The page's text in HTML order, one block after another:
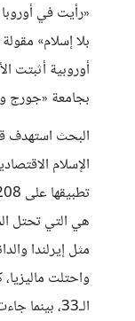
«رأيت في
بلا إسلام»
أوروبية أثبتت
بجامعة «جورج
البحث استهدف
هي التي تحتل
مثل إيرلندا
واحتلت